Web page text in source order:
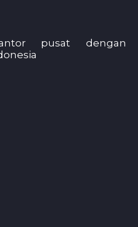
pusat dengan